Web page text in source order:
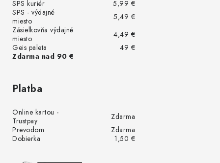
SPS kuriér
5,99 €
SPS - výdajné
miesto
5,49 €
Zásielkovňa výdajné
miesto
4,49 €
Geis paleta
49 €
Zdarma nad 90 €
Platba
Online kartou -
Trustpay
Zdarma
Prevodom
Zdarma
Dobierka
1,50 €